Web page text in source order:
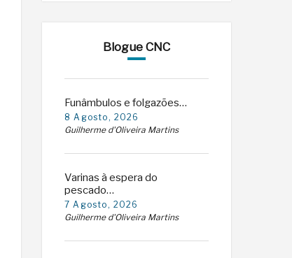
Blogue CNC
Funâmbulos e folgazões…
8 Agosto, 2026
Guilherme d'Oliveira Martins
Varinas à espera do
pescado…
7 Agosto, 2026
Guilherme d'Oliveira Martins